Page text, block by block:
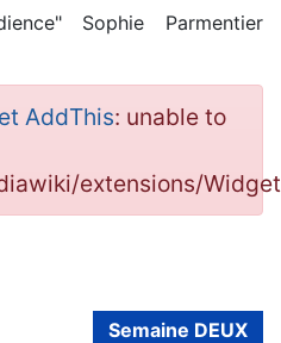
Sophie Parmentier
AddThis: unable to
extensions/
Semaine DEUX